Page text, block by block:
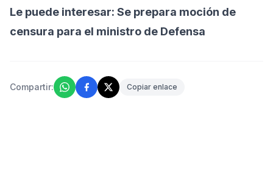
Le puede interesar: Se prepara moción de
censura para el ministro de Defensa
Compartir: Copiar enlace